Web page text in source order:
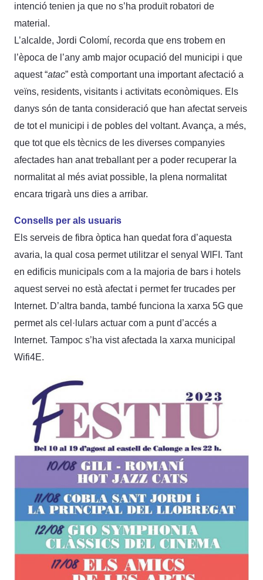
intenció tenien ja que no s’ha produït robatori de
material.
L’alcalde, Jordi Colomí, recorda que ens trobem en
l’època de l’any amb major ocupació del municipi i que
aquest “atac” està comportant una important afectació a
veïns, residents, visitants i activitats econòmiques. Els
danys són de tanta consideració que han afectat serveis
de tot el municipi i de pobles del voltant. Avança, a més,
que tot que els tècnics de les diverses companyies
afectades han anat treballant per a poder recuperar la
normalitat al més aviat possible, la plena normalitat
encara trigarà uns dies a arribar.
Consells per als usuaris
Els serveis de fibra òptica han quedat fora d’aquesta
avaria, la qual cosa permet utilitzar el senyal WIFI. Tant
en edificis municipals com a la majoria de bars i hotels
aquest servei no està afectat i permet fer trucades per
Internet. D’altra banda, també funciona la xarxa 5G que
permet als cel·lulars actuar com a punt d’accés a
Internet. Tampoc s’ha vist afectada la xarxa municipal
Wifi4E.